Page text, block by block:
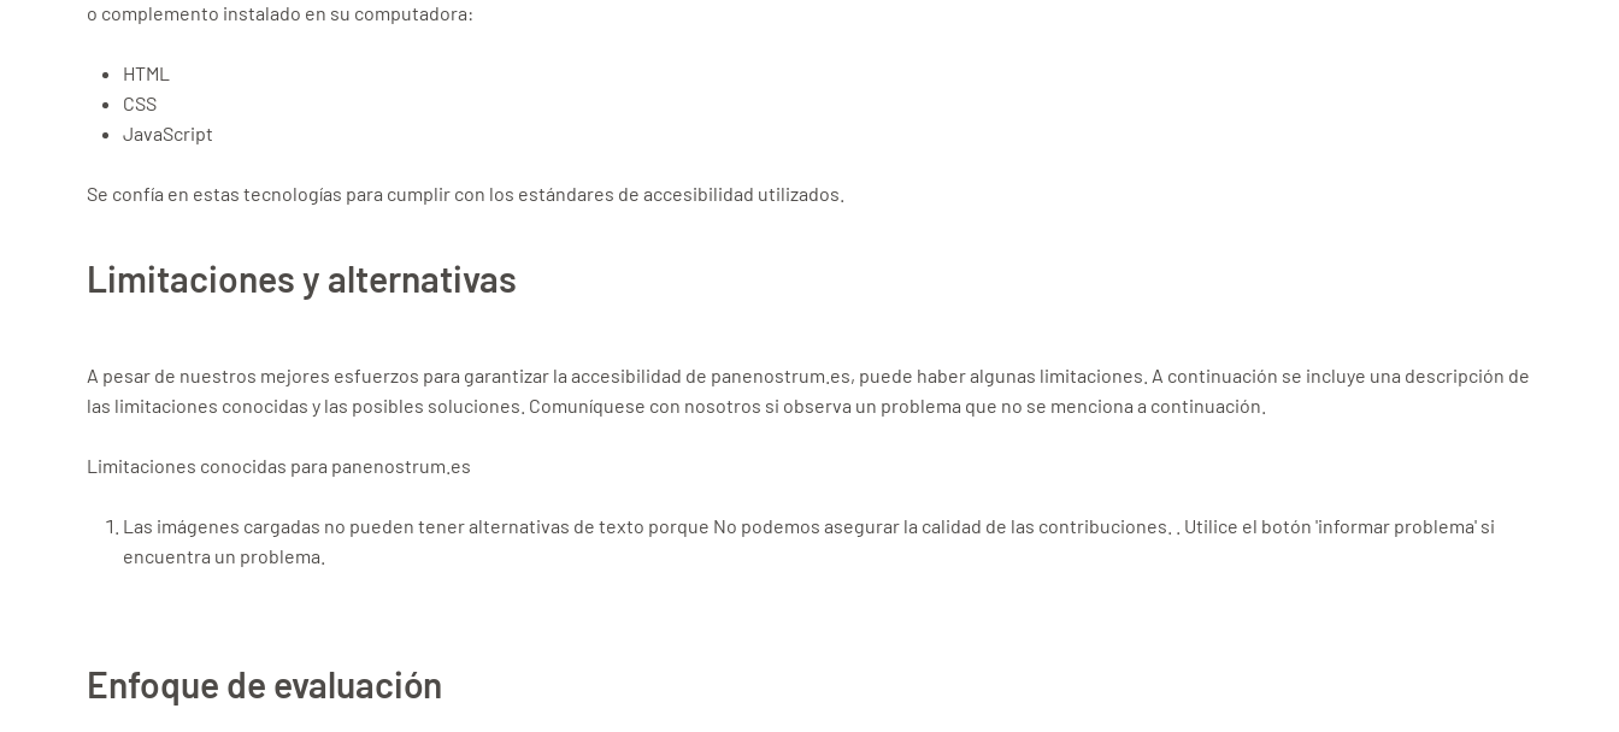
o complemento instalado en su computadora:
HTML
CSS
JavaScript
Se confía en estas tecnologías para cumplir con los estándares de accesibilidad utilizados.
Limitaciones y alternativas
A pesar de nuestros mejores esfuerzos para garantizar la accesibilidad de panenostrum.es, puede haber algunas limitaciones. A continuación se incluye una descripción de
las limitaciones conocidas y las posibles soluciones. Comuníquese con nosotros si observa un problema que no se menciona a continuación.
Limitaciones conocidas para panenostrum.es
Las imágenes cargadas no pueden tener alternativas de texto porque No podemos asegurar la calidad de las contribuciones. . Utilice el botón 'informar problema' si
encuentra un problema.
Enfoque de evaluación